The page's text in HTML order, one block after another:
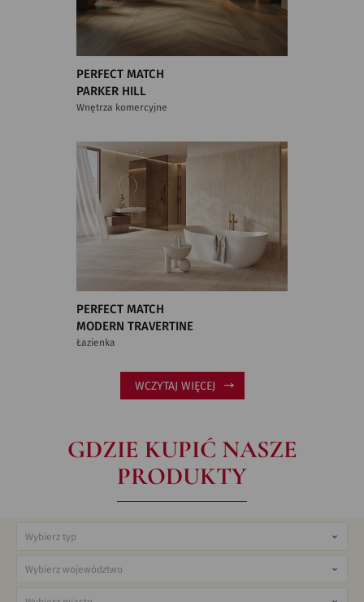
PERFECT MATCH
PARKER HILL
Wnętrza komercyjne
PERFECT MATCH
MODERN TRAVERTINE
Łazienka
WCZYTAJ WIĘCEJ
GDZIE KUPIĆ NASZE
PRODUKTY